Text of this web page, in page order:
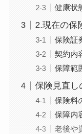
健康状
2.現在の保
保険証
契約内
保障範
保険見直し
保険料
保障内
老後や